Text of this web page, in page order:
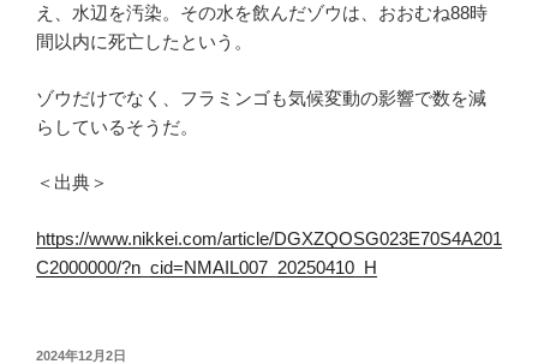
え、水辺を汚染。その水を飲んだゾウは、おおむね88時
間以内に死亡したという。
ゾウだけでなく、フラミンゴも気候変動の影響で数を減
らしているそうだ。
＜出典＞
https://www.nikkei.com/article/DGXZQOSG023E70S4A201
C2000000/?n_cid=NMAIL007_20250410_H
投
2024年12月2日